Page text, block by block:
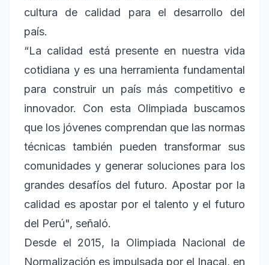
cultura de calidad para el desarrollo del
país.
“La calidad está presente en nuestra vida
cotidiana y es una herramienta fundamental
para construir un país más competitivo e
innovador. Con esta Olimpiada buscamos
que los jóvenes comprendan que las normas
técnicas también pueden transformar sus
comunidades y generar soluciones para los
grandes desafíos del futuro. Apostar por la
calidad es apostar por el talento y el futuro
del Perú", señaló.
Desde el 2015, la Olimpiada Nacional de
Normalización es impulsada por el Inacal, en